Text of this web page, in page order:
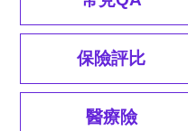
保險評比
醫療險